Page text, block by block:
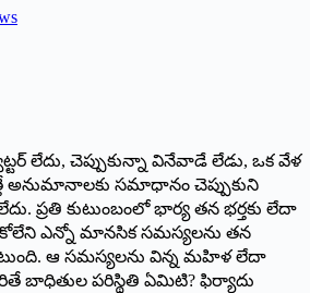
లేదు, చెప్పుకున్నా వినేవాడే లేడు, ఒక వేళ
అనుమానాలకు సమాధానం చెప్పుకుని
ప్రతి కుటుంబంలో భార్య తన భర్తకు లేదా
ఎన్నో మానసిక సమస్యలను తన
ఆ సమస్యలను విన్న మహిళ లేదా
బాధితుల పరిస్థితి ఏమిటి? ఫిర్యాదు